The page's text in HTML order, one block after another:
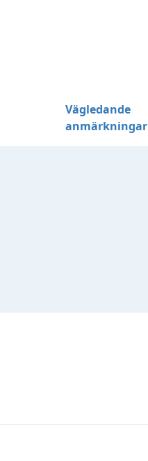
Vägledande
anmärkningar